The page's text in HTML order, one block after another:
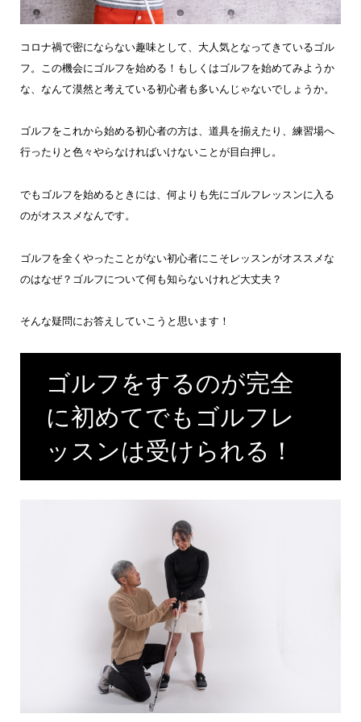
コロナ禍で密にならない趣味として、大人気となってきているゴル
フ。この機会にゴルフを始める！もしくはゴルフを始めてみようか
な、なんて漠然と考えている初心者も多いんじゃないでしょうか。
ゴルフをこれから始める初心者の方は、道具を揃えたり、練習場へ
行ったりと色々やらなければいけないことが目白押し。
でもゴルフを始めるときには、何よりも先にゴルフレッスンに入る
のがオススメなんです。
ゴルフを全くやったことがない初心者にこそレッスンがオススメな
のはなぜ？ゴルフについて何も知らないけれど大丈夫？
そんな疑問にお答えしていこうと思います！
ゴルフをするのが完全
に初めてでもゴルフレ
ッスンは受けられる！